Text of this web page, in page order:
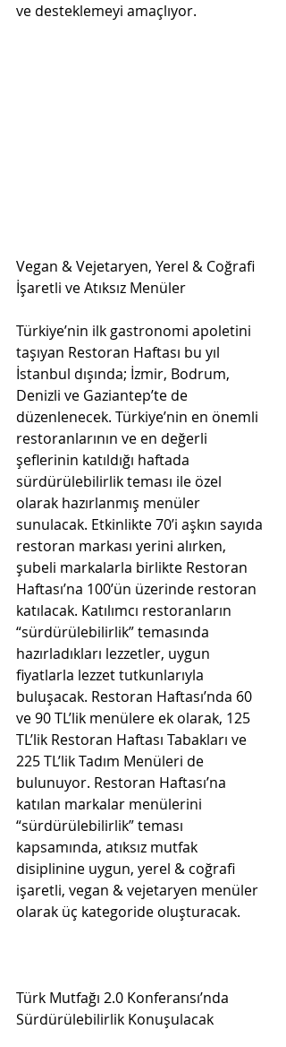
ve desteklemeyi amaçlıyor.
Vegan & Vejetaryen, Yerel & Coğrafi
İşaretli ve Atıksız Menüler
Türkiye’nin ilk gastronomi apoletini
taşıyan Restoran Haftası bu yıl
İstanbul dışında; İzmir, Bodrum,
Denizli ve Gaziantep’te de
düzenlenecek. Türkiye’nin en önemli
restoranlarının ve en değerli
şeflerinin katıldığı haftada
sürdürülebilirlik teması ile özel
olarak hazırlanmış menüler
sunulacak. Etkinlikte 70’i aşkın sayıda
restoran markası yerini alırken,
şubeli markalarla birlikte Restoran
Haftası’na 100’ün üzerinde restoran
katılacak. Katılımcı restoranların
“sürdürülebilirlik” temasında
hazırladıkları lezzetler, uygun
fiyatlarla lezzet tutkunlarıyla
buluşacak. Restoran Haftası’nda 60
ve 90 TL’lik menülere ek olarak, 125
TL’lik Restoran Haftası Tabakları ve
225 TL’lik Tadım Menüleri de
bulunuyor. Restoran Haftası’na
katılan markalar menülerini
“sürdürülebilirlik” teması
kapsamında, atıksız mutfak
disiplinine uygun, yerel & coğrafi
işaretli, vegan & vejetaryen menüler
olarak üç kategoride oluşturacak.
Türk Mutfağı 2.0 Konferansı’nda
Sürdürülebilirlik Konuşulacak